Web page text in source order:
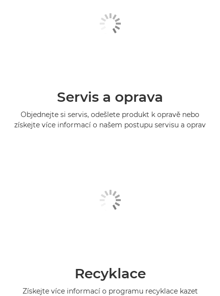
Servis a oprava
Objednejte si servis, odešlete produkt k opravě nebo
získejte více informací o našem postupu servisu a oprav
Recyklace
Získejte více informací o programu recyklace kazet